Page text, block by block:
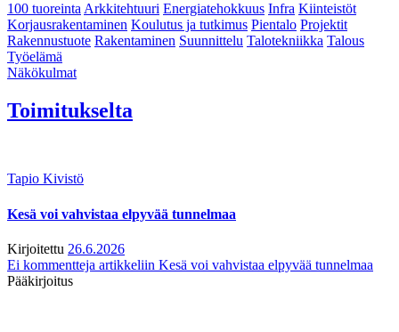
100 tuoreintaArkkitehtuuri Energiatehokkuus Infra Kiinteistöt
Korjausrakentaminen Koulutus ja tutkimus Pientalo Projektit
Rakennustuote Rakentaminen Suunnittelu Talotekniikka Talous
Työelämä
Näkökulmat
Toimitukselta
Tapio Kivistö
Kesä voi vahvistaa elpyvää tunnelmaa
Kirjoitettu 26.6.2026
Ei kommentteja artikkeliin Kesä voi vahvistaa elpyvää tunnelmaa
Pääkirjoitus